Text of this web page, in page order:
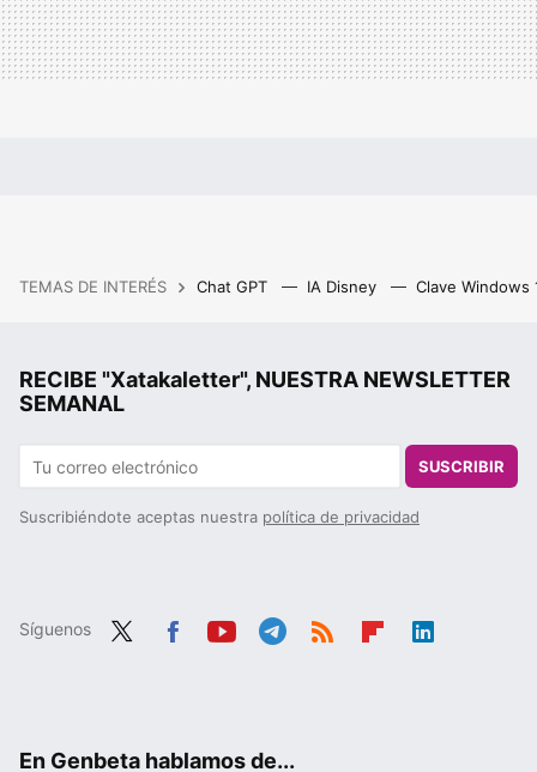
TEMAS DE INTERÉS Chat GPT IA Disney Clave Windows
RECIBE "Xatakaletter", NUESTRA NEWSLETTER
SEMANAL
SUSCRIBIR
Suscribiéndote aceptas nuestra política de privacidad
Síguenos
En Genbeta hablamos de...